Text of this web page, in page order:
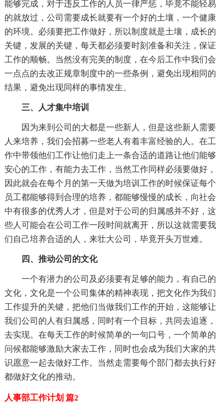
能够完成，对于违反工作的人员一律严惩，毕竟不能轻易
的就放过，公司需要成长就要有一个好的土壤，一个健康
的环境。必须要把工作做好，所以制度就是土壤，成长的
关键，发展的关键，每天都必须要时刻准备和关注，保证
工作的顺畅。当然没有完美的制度，在今后工作中我们会
一点点的去改正规章制度中的一些条例，避免出现相同的
结果，避免出现同样的事情发生、
三、人才集中培训
因为来到公司的大都是一些新人，但是这些新人需要
人来培养，我们会招募一些老人有着丰富经验的人。在工
作中带领他们工作让他们走上一条合适的道路让他们能够
安心的工作，有能力去工作，当然工作同样必须要做好，
因此就会在每个月的第一天做为培训工作的时候保证每个
员工都能够得到合理的培养，都能够慢慢的成长，向社会
中有很多的优秀人才，但是对于公司的归属感并不好，这
些人可能会在公司工作一段时间就离开，所以这就需要我
们自己培养合适的人，来壮大公司，毕竟开头万世难。
四、推动公司的文化
一个有潜力的公司及必须要有足够的能力，有自己的
文化，文化是一个公司集体的精神表现，把文化作为我们
工作提升的关键，把他们当做我们工作的开始，这能够让
我们公司的人有归属感，同时有一个目标，共同去追逐，
去实现。在每天工作的时候简单的一句口号，一个简单的
问候都能够激励大家去工作，同时也会成为我们大家的共
识愿意一起去做好工作。当然走需要每个部门都去执行好
都做好文化的推动。
人事部工作计划 篇2